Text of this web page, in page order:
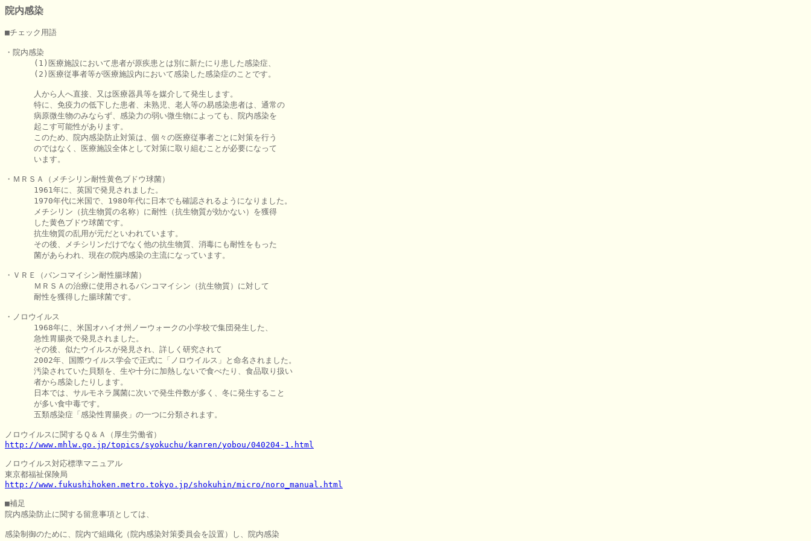
院内感染
■チェック用語
・院内感染
(1)医療施設において患者が原疾患とは別に新たにり患した感染症、
      (2)医療従事者等が医療施設内において感染した感染症のことです。
      人から人へ直接、又は医療器具等を媒介して発生します。
      特に、免疫力の低下した患者、未熟児、老人等の易感染患者は、通常の
      病原微生物のみならず、感染力の弱い微生物によっても、院内感染を
      起こす可能性があります。
      このため、院内感染防止対策は、個々の医療従事者ごとに対策を行う
      のではなく、医療施設全体として対策に取り組むことが必要になって
      います。
・ＭＲＳＡ（メチシリン耐性黄色ブドウ球菌）
1961年に、英国で発見されました。
      1970年代に米国で、1980年代に日本でも確認されるようになりました。
      メチシリン（抗生物質の名称）に耐性（抗生物質が効かない）を獲得
      した黄色ブドウ球菌です。
      抗生物質の乱用が元だといわれています。
      その後、メチシリンだけでなく他の抗生物質、消毒にも耐性をもった
      菌があらわれ、現在の院内感染の主流になっています。
・ＶＲＥ（バンコマイシン耐性腸球菌）
ＭＲＳＡの治療に使用されるバンコマイシン（抗生物質）に対して
      耐性を獲得した腸球菌です。
・ノロウイルス
1968年に、米国オハイオ州ノーウォークの小学校で集団発生した、
      急性胃腸炎で発見されました。
      その後、似たウイルスが発見され、詳しく研究されて
      2002年、国際ウイルス学会で正式に「ノロウイルス」と命名されました。
      汚染されていた貝類を、生や十分に加熱しないで食べたり、食品取り扱い
      者から感染したりします。
      日本では、サルモネラ属菌に次いで発生件数が多く、冬に発生すること
      が多い食中毒です。
      五類感染症「感染性胃腸炎」の一つに分類されます。
http://www.mhlw.go.jp/topics/syokuchu/kanren/yobou/040204-1.html
ノロウイルス対応標準マニュアル
http://www.fukushihoken.metro.tokyo.jp/shokuhin/micro/noro_manual.html
■補足
院内感染防止に関する留意事項としては、
感染制御のために、院内で組織化（院内感染対策委員会を設置）し、院内感染